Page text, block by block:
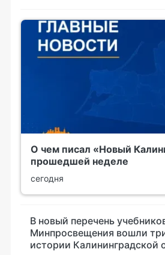
О чем писал «Новый
прошедшей неделе
сегодня
В новый перечень
Минпросвещения вошли
истории Калининградской